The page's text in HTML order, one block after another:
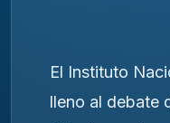
El Instituto
lleno al debate